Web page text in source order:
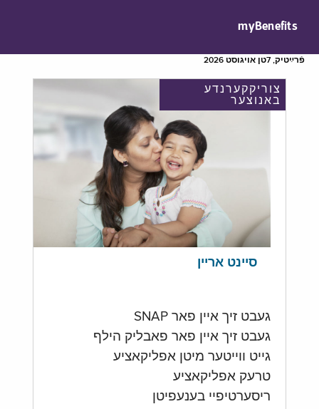
myBenefits
פֿרײַטיק, 7טן אויגוסט 2026
צוריקקערנדע
באנוצער
סיינט אריין
געבט זיך איין פאר SNAP
געבט זיך איין פאר פאבליק הילף
גייט ווייטער מיטן אפליקאציע
טרעק אפליקאציע
ריסערטיפיי בענעפיטן